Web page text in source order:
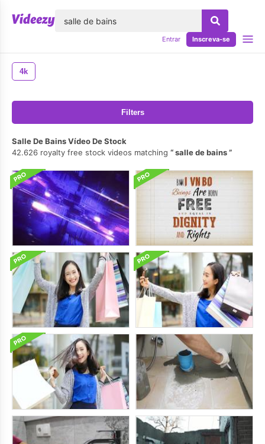
Entrar Inscreva-se
4k
Filters
Salle De Bains Vídeo De Stock
42.626 royalty free stock videos matching
salle de bains